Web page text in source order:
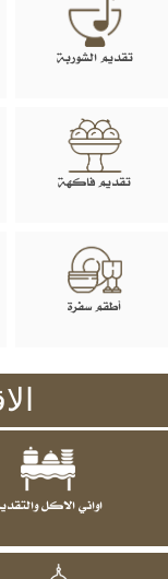
تقديم الشوربة
تقديم فاكهة
أطقم سفرة
اواني الاكل